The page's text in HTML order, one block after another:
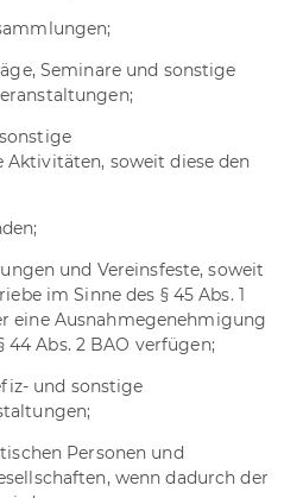
Seminare und sonstige
soweit diese den
und Vereinsfeste, soweit
im Sinne des § 45 Abs. 1
eine Ausnahmegenehmigung
44 Abs. 2 BAO verfügen;
und sonstige
Personen und
wenn dadurch der